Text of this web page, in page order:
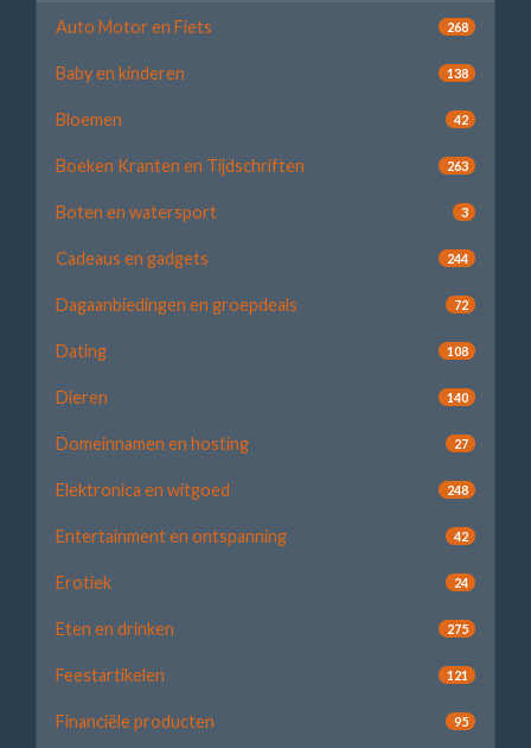
Auto Motor en Fiets 268
Baby en kinderen 138
Bloemen 42
Boeken Kranten en Tijdschriften 263
Boten en watersport 3
Cadeaus en gadgets 244
Dagaanbiedingen en groepdeals 72
Dating 108
Dieren 140
Domeinnamen en hosting 27
Elektronica en witgoed 248
Entertainment en ontspanning 42
Erotiek 24
Eten en drinken 275
Feestartikelen 121
Financiële producten 95